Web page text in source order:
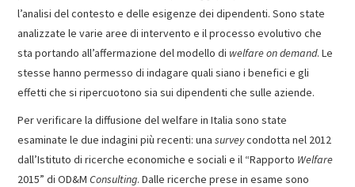
l’analisi del contesto e delle esigenze dei dipendenti. Sono state
analizzate le varie aree di intervento e il processo evolutivo che
sta portando all’affermazione del modello di welfare on demand. Le
stesse hanno permesso di indagare quali siano i benefici e gli
effetti che si ripercuotono sia sui dipendenti che sulle aziende.
Per verificare la diffusione del welfare in Italia sono state
esaminate le due indagini più recenti: unasurveycondotta nel 2012
dall’Istituto di ricerche economiche e sociali e il “Rapporto Welfare
2015” di OD&MConsulting. Dalle ricerche prese in esame sono